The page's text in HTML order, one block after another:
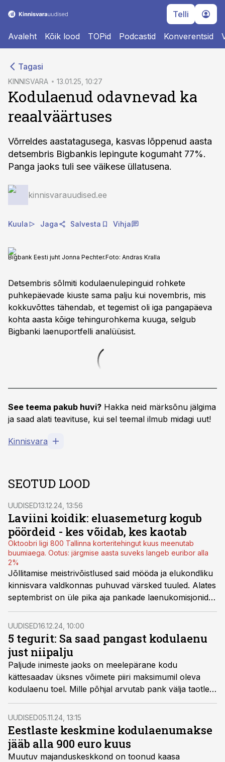
Telli
Avaleht Kõik lood TOPid Podcastid Konverentsid
Tagasi
KINNISVARA 13.01.25, 10:27
Kodulaenud odavnevad ka
reaalväärtuses
Võrreldes aastatagusega, kasvas lõppenud aasta
detsembris Bigbankis lepingute kogumaht 77%.
Panga jaoks tuli see väikese üllatusena.
kinnisvarauudised.ee
Kuula Jaga Salvesta Vihja
Bigbank Eesti juht Jonna Pechter.Foto: Andras Kralla
Detsembris sõlmiti kodulaenulepinguid rohkete
puhkepäevade kiuste sama palju kui novembris, mis
kokkuvõttes tähendab, et tegemist oli iga pangapäeva
kohta aasta kõige tehingurohkema kuuga, selgub
Bigbanki laenuportfelli analüüsist.
See teema pakub huvi? Hakka neid märksõnu jälgima
ja saad alati teavituse, kui sel teemal ilmub midagi uut!
Kinnisvara
SEOTUD LOOD
UUDISED13.12.24, 13:56
Laviini koidik: eluasemeturg kogub
pöördeid - kes võidab, kes kaotab
Oktoobri ligi 800 Tallinna korteritehingut kuus meenutab
buumiaega. Ootus: järgmise aasta suveks langeb euribor alla
2%
Jõllitamise meistrivõistlused said mööda ja elukondliku
kinnisvara valdkonnas puhuvad värsked tuuled. Alates
septembrist on üle pika aja pankade laenukomisjonide
laual ka kinnisvaraarendajate äriprojektid.
Eluasemeturul vormuvad uued ja reljeefsed jõujooned.
UUDISED16.12.24, 10:00
5 tegurit: Sa saad pangast kodulaenu
just niipalju
Paljude inimeste jaoks on meelepärane kodu
kättesaadav üksnes võimete piiri maksimumil oleva
kodulaenu toel. Mille põhjal arvutab pank välja taotleja
jaoks maksimaalse laenusumma ning kui kivisse
raiutud see ülempiir tegelikult on, selgitab Luminori
laenude kompetentsikeskuse juht Helina Kikas.
UUDISED05.11.24, 13:15
Eestlaste keskmine kodulaenumakse
jääb alla 900 euro kuus
Muutuv majanduskeskkond on toonud kaasa